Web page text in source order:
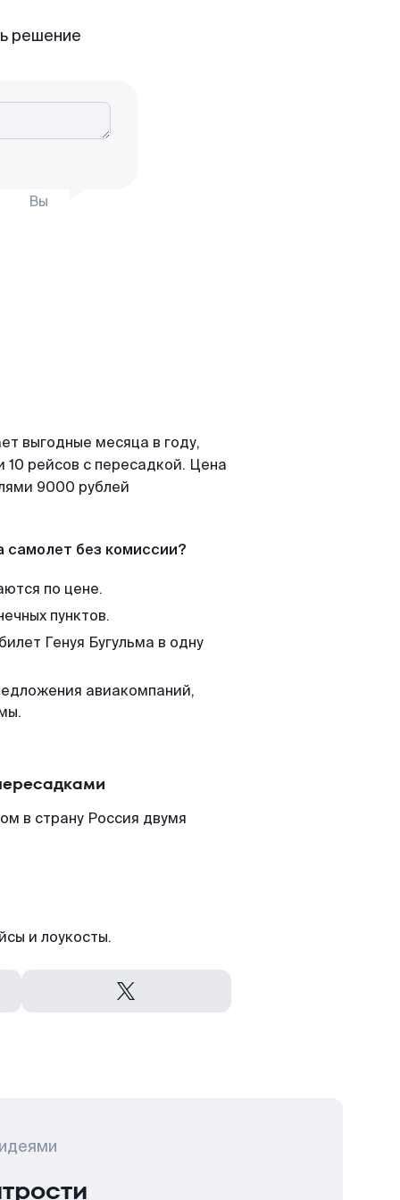
решение
Вы
выгодные месяца в году,
рейсов с пересадкой. Цена
9000 рублей
самолет без комиссии?
по цене.
пунктов.
Генуя Бугульма в одну
авиакомпаний,
в страну Россия двумя
и лоукосты.